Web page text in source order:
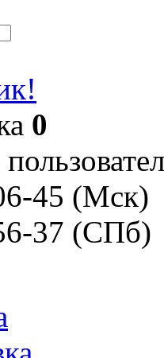
0
45 (Мск)
37 (СПб)